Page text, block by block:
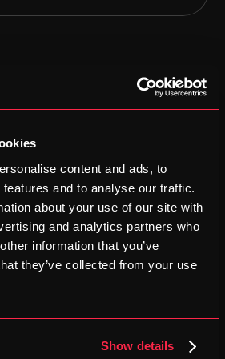
content and ads, to
and to analyse our traffic.
about your use of our site with
and analytics partners who
information that you’ve
they’ve collected from your use
Show details
klimuitdaging
klim tussen km 10 en km 31
race
goede ondersteuning, duidelijke
langs het gehele historische